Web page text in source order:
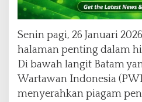
Senin pagi, 26 Januari
halaman penting dalam
Di bawah langit Batam
Wartawan Indonesia
menyerahkan piagam